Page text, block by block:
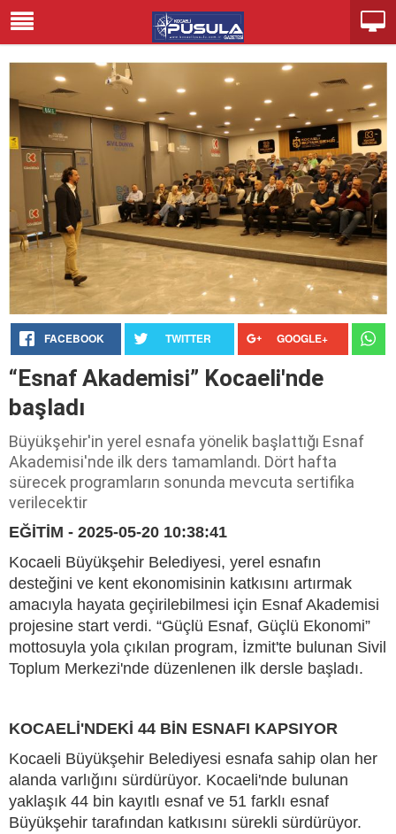
FACEBOOK TWITTER GOOGLE+
“Esnaf Akademisi” Kocaeli'nde
başladı
Büyükşehir'in yerel esnafa yönelik başlattığı Esnaf
Akademisi'nde ilk ders tamamlandı. Dört hafta
sürecek programların sonunda mevcuta sertifika
verilecektir
EĞİTİM - 2025-05-20 10:38:41
Kocaeli Büyükşehir Belediyesi, yerel esnafın
desteğini ve kent ekonomisinin katkısını artırmak
amacıyla hayata geçirilebilmesi için Esnaf Akademisi
projesine start verdi. “Güçlü Esnaf, Güçlü Ekonomi”
mottosuyla yola çıkılan program, İzmit'te bulunan Sivil
Toplum Merkezi'nde düzenlenen ilk dersle başladı.
KOCAELİ'NDEKİ 44 BİN ESNAFI KAPSIYOR
Kocaeli Büyükşehir Belediyesi esnafa sahip olan her
alanda varlığını sürdürüyor. Kocaeli'nde bulunan
yaklaşık 44 bin kayıtlı esnaf ve 51 farklı esnaf
Büyükşehir tarafından katkısını sürekli sürdürüyor.